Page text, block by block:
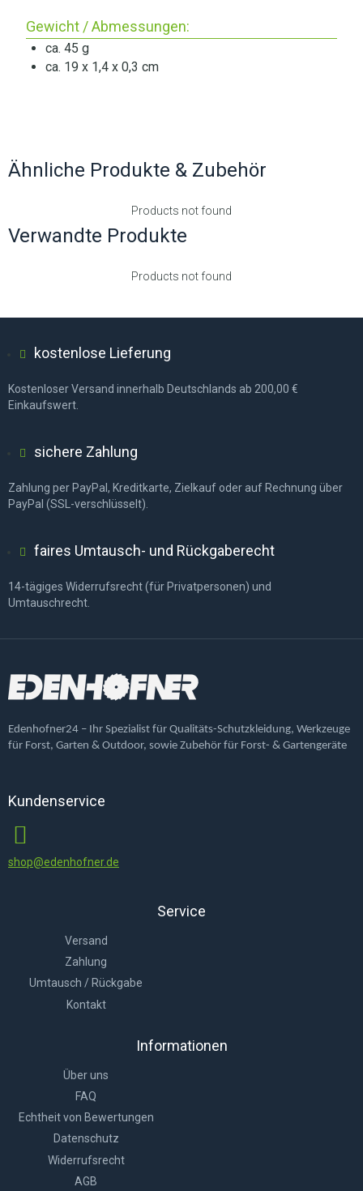
Gewicht / Abmessungen:
ca. 45 g
ca. 19 x 1,4 x 0,3 cm
Ähnliche Produkte & Zubehör
Products not found
Verwandte Produkte
Products not found
kostenlose Lieferung
Kostenloser Versand innerhalb Deutschlands ab 200,00 €
Einkaufswert.
sichere Zahlung
Zahlung per PayPal, Kreditkarte, Zielkauf oder auf Rechnung über
PayPal (SSL-verschlüsselt).
faires Umtausch- und Rückgaberecht
14-tägiges Widerrufsrecht (für Privatpersonen) und
Umtauschrecht.
Edenhofner24 – Ihr Spezialist für Qualitäts-Schutzkleidung, Werkzeuge
für Forst, Garten & Outdoor, sowie Zubehör für Forst- & Gartengeräte
Kundenservice
shop@edenhofner.de
Service
Versand
Zahlung
Umtausch / Rückgabe
Kontakt
Informationen
Über uns
FAQ
Echtheit von Bewertungen
Datenschutz
Widerrufsrecht
AGB